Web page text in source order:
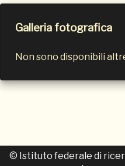
Galleria fotografica
Non sono disponibili
© Istituto federale di